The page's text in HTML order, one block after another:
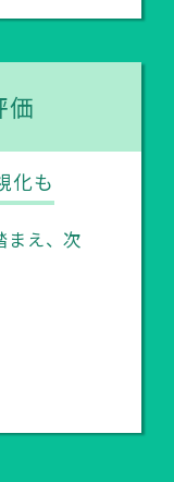
価
化も
まえ、次